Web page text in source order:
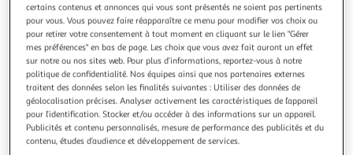
PARIS PRIX
Lit enfant toboggan, tente, tunnel & 3 pochettes scott
princesse 90x200cm blanc
Scott Lit Mezzanine Toboggan et Rideau Princess, Tunnel et
3 Sacs Rangement
En savoir +
Vendu parParis Prix
Livraison dès 1/2 semaines
certains contenus et annonces qui vous sont présentés ne soient pas pertinents
pour vous. Vous pouvez faire réapparaître ce menu pour modifier vos choix ou
pour retirer votre consentement à tout moment en cliquant sur le lien "Gérer
mes préférences" en bas de page. Les choix que vous avez fait auront un effet
sur notre ou nos sites web. Pour plus d’informations, reportez-vous à notre
politique de confidentialité. Nos équipes ainsi que nos partenaires externes
traitent des données selon les finalités suivantes : Utiliser des données de
géolocalisation précises. Analyser activement les caractéristiques de l’appareil
pour l’identification. Stocker et/ou accéder à des informations sur un appareil.
Publicités et contenu personnalisés, mesure de performance des publicités et du
contenu, études d’audience et développement de services.